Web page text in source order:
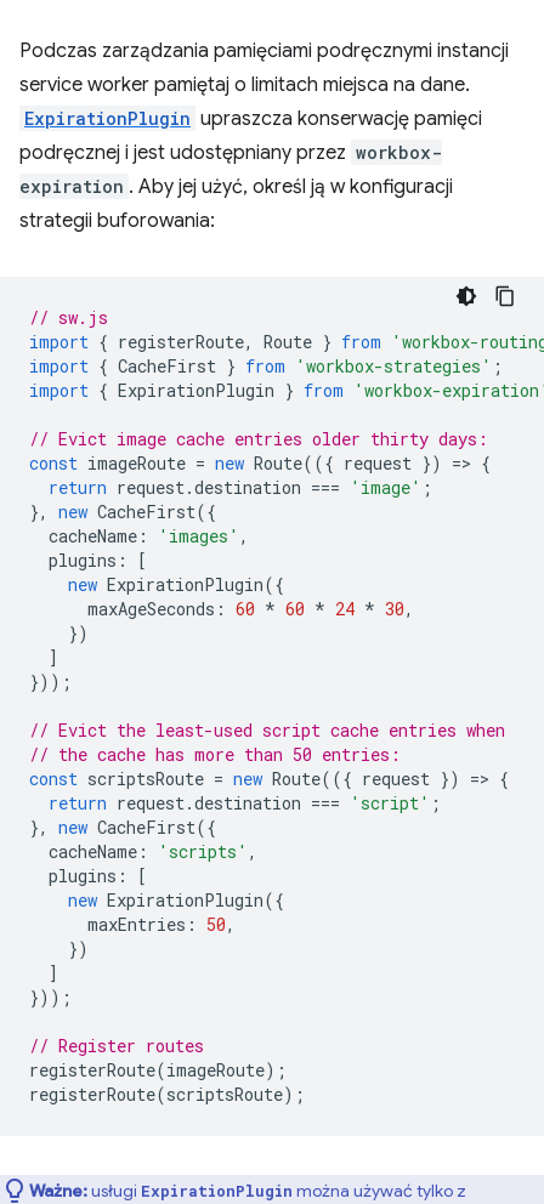
Podczas zarządzania pamięciami podręcznymi instancji
service worker pamiętaj o limitach miejsca na dane.
ExpirationPlugin upraszcza konserwację pamięci
podręcznej i jest udostępniany przez workbox-
expiration . Aby jej użyć, określ ją w konfiguracji
strategii buforowania:
// sw.js
import { registerRoute, Route } from
'workbox-
import { CacheFirst } from 'workbox-strategies' ;
import { ExpirationPlugin } from 'workbox-
// Evict image cache entries older thirty days:
const imageRoute = new Route(({ request }) => {
return request.destination === 'image' ;
},
new CacheFirst({
cacheName : 'images' ,
plugins :
[
new ExpirationPlugin({
maxAgeSeconds : 60 * 60 * 24 * 30,
})
]
}));
// Evict the least-used script cache entries when
// the cache has more than 50 entries:
const scriptsRoute = new Route(({ request }) => {
return request.destination === 'script' ;
},
new CacheFirst({
cacheName : 'scripts' ,
plugins :
[
new ExpirationPlugin({
maxEntries : 50,
})
]
}));
// Register routes
registerRoute(imageRoute);
registerRoute(scriptsRoute);
Ważne:usługi ExpirationPlugin można używać tylko z